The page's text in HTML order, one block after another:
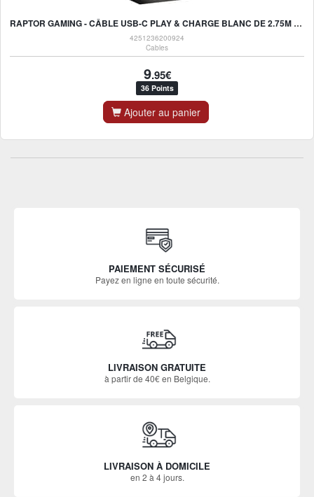
RAPTOR GAMING - CÂBLE USB-C PLAY & CHARGE BLANC DE 2.75M CC200 POUR PS5, XBOX SERIES X|S, NINTENDO SWITCH ET MOBILE
4251236200924
Cables
9.95€
36 Points
Ajouter au panier
PAIEMENT SÉCURISÉ
Payez en ligne en toute sécurité.
LIVRAISON GRATUITE
à partir de 40€ en Belgique.
LIVRAISON À DOMICILE
en 2 à 4 jours.